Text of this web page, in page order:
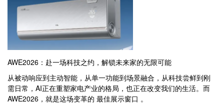
AWE2026：赴一场科技之约，解锁未来家的无限可能
从被动响应到主动智能，从单一功能到场景融合，从科技尝鲜到刚
需日常，AI正在重塑家电产业的格局，也正在改变我们的生活。而
AWE2026，就是这场变革的 最佳展示窗口 。